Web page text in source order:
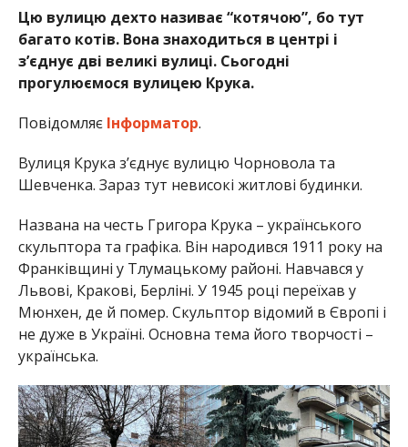
Цю вулицю дехто називає “котячою”, бо тут
багато котів. Вона знаходиться в центрі і
з’єднує дві великі вулиці. Сьогодні
прогулюємося вулицею Крука.
Повідомляє Інформатор.
Вулиця Крука з’єднує вулицю Чорновола та
Шевченка. Зараз тут невисокі житлові будинки.
Названа на честь Григора Крука – українського
скульптора та графіка. Він народився 1911 року на
Франківщині у Тлумацькому районі. Навчався у
Львові, Кракові, Берліні. У 1945 році переїхав у
Мюнхен, де й помер. Скульптор відомий в Європі і
не дуже в Україні. Основна тема його творчості –
українська.